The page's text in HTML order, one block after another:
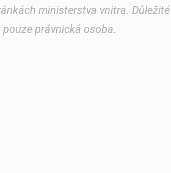
ministerstva vnitra.
právnická osoba.